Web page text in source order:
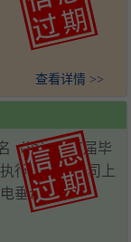
查看详情 >>
（男）。应届毕
行力。本公司上
垂询！